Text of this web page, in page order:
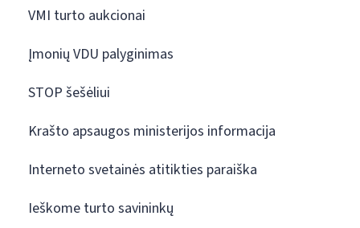
VMI turto aukcionai
Įmonių VDU palyginimas
STOP šešėliui
Krašto apsaugos ministerijos informacija
Interneto svetainės atitikties paraiška
Ieškome turto savininkų